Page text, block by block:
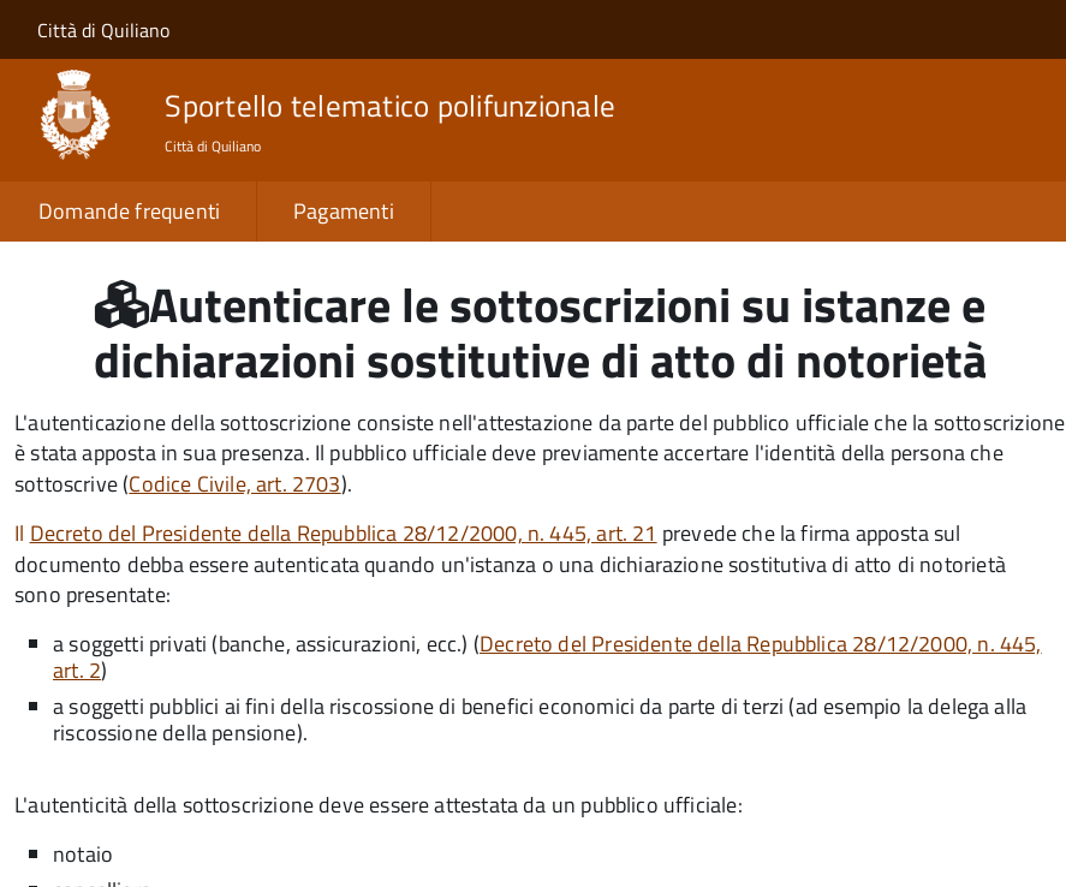
Salta al contenuto principale
Skip to site navigation
Città di Quiliano
Sportello telematico polifunzionale
Città di Quiliano
Domande frequenti Pagamenti
Autenticare le sottoscrizioni su istanze e
dichiarazioni sostitutive di atto di notorietà
L'autenticazione della sottoscrizione consiste nell'attestazione da parte del pubblico ufficiale che la sottoscrizione
è stata apposta in sua presenza. Il pubblico ufficiale deve previamente accertare l'identità della persona che
sottoscrive (Codice Civile, art. 2703).
Il Decreto del Presidente della Repubblica 28/12/2000, n. 445, art. 21 prevede che la firma apposta sul
documento debba essere autenticata quando un'istanza o una dichiarazione sostitutiva di atto di notorietà
sono presentate:
a soggetti privati​​​​​ (banche, assicurazioni, ecc.) (Decreto del Presidente della Repubblica 28/12/2000, n. 445,
art. 2)
a soggetti pubblici ai fini della riscossione di benefici economici da parte di terzi (ad esempio la delega alla
riscossione della pensione).
L'autenticità della sottoscrizione deve essere attestata da un pubblico ufficiale:
notaio